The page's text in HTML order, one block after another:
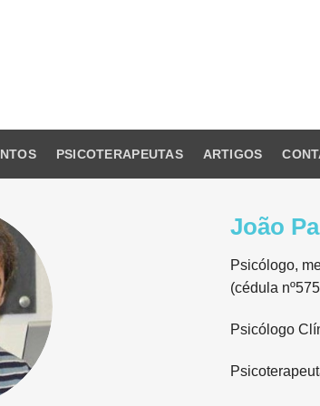
PSICOTERAPEUTAS ARTIGOS
João
Psicólogo,
(cédula
Psicólogo